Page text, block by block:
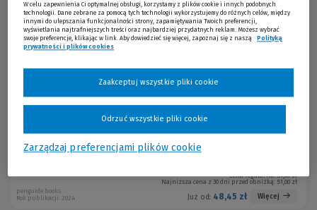
Cena regularna:51,00 zł
Najniższa cena z 30 dni przed obniżką:
penguide books
Rok publikacji: 2024
This Other Eden
Paul Harding
Cena regularna:51,00 zł
Najniższa cena z 30 dni przed obniżką: 51,00 zł
Już od: 48,45 zł Więcej
penguide books
Rok publikacji: 2024
W celu zapewnienia Ci optymalnej obsługi, korzystamy z plików cookie i innych podobnych
technologii. Dane zebrane za pomocą tych technologii wykorzystujemy do różnych celów, między
innymi do ulepszania funkcjonalności strony, zapamiętywania Twoich preferencji,
wyświetlania najtrafniejszych treści oraz najbardziej przydatnych reklam. Możesz wybrać
swoje preferencje, klikając w link. Aby dowiedzieć się więcej, zapoznaj się z naszą
Polityką
prywatności i plików cookies
Zarządzaj preferencjami plików cookie
Odrzuć wszystkie pliki cookie
Zaakceptuj wszystkie pliki cookie